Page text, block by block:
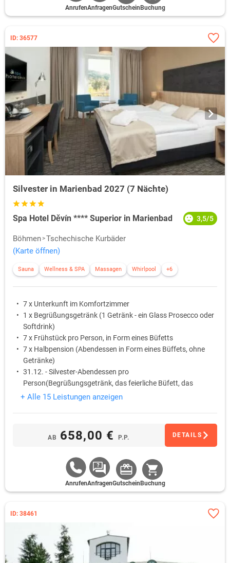
AnrufenAnfragenGutschein Buchung
ID: 36577
Silvester in Marienbad 2027 (7 Nächte)
Spa Hotel Děvín **** Superior in Marienbad 3,5/5
Böhmen Tschechische Kurbäder
(Karte öffnen)
Sauna Wellness & SPA Massagen Whirlpool +6
7 x Unterkunft im Komfortzimmer
1 x Begrüßungsgetränk (1 Getränk - ein Glass Prosecco oder
Softdrink)
7 x Frühstück pro Person, in Form eines Büfetts
7 x Halbpension (Abendessen in Form eines Büffets, ohne
Getränke)
31.12. - Silvester-Abendessen pro
Person(Begrüßungsgetränk, das feierliche Büfett, das
Mitternachtsbüfett, ein Glas Sekt zum Neujahrs-Prosit,
+ Alle 15 Leistungen anzeigen
AB 658,00 € P.P. DETAILS
AnrufenAnfragenGutschein Buchung
ID: 38461